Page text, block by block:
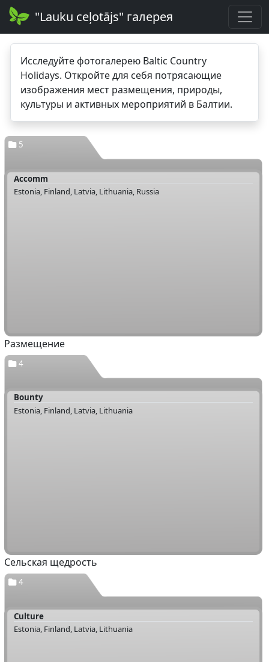
"Lauku ceļotājs" галерея
Исследуйте фотогалерею Baltic Country
Holidays. Откройте для себя потрясающие
изображения мест размещения, природы,
культуры и активных мероприятий в Балтии.
5
Accomm
Estonia, Finland, Latvia, Lithuania, Russia
Размещение
4
Bounty
Estonia, Finland, Latvia, Lithuania
Сельская щедрость
4
Culture
Estonia, Finland, Latvia, Lithuania